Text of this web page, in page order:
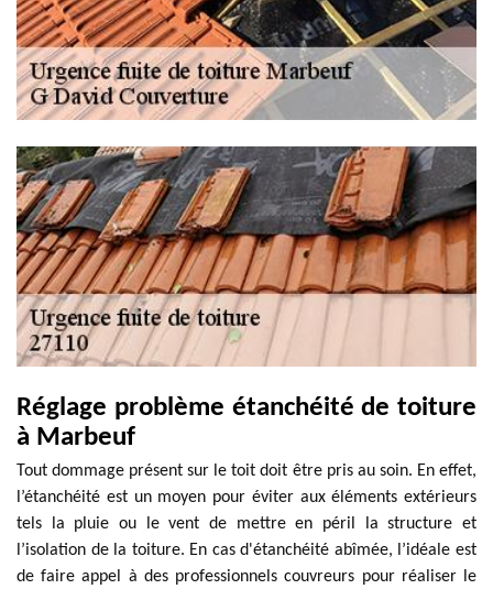
Réglage problème étanchéité de toiture
à Marbeuf
Tout dommage présent sur le toit doit être pris au soin. En effet,
l’étanchéité est un moyen pour éviter aux éléments extérieurs
tels la pluie ou le vent de mettre en péril la structure et
l’isolation de la toiture. En cas d'étanchéité abîmée, l’idéale est
de faire appel à des professionnels couvreurs pour réaliser le